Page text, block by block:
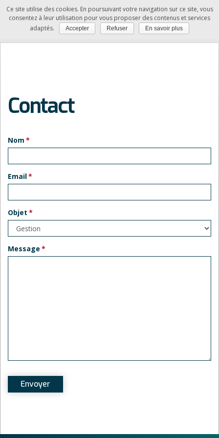
SAM
Accueil»Contact
Contact
Nom
Email
Objet
Message
Ce site utilise des cookies. En poursuivant votre navigation sur ce site, vous
consentez à leur utilisation pour vous proposer des contenus et services
adaptés.
Accepter Refuser En savoir plus